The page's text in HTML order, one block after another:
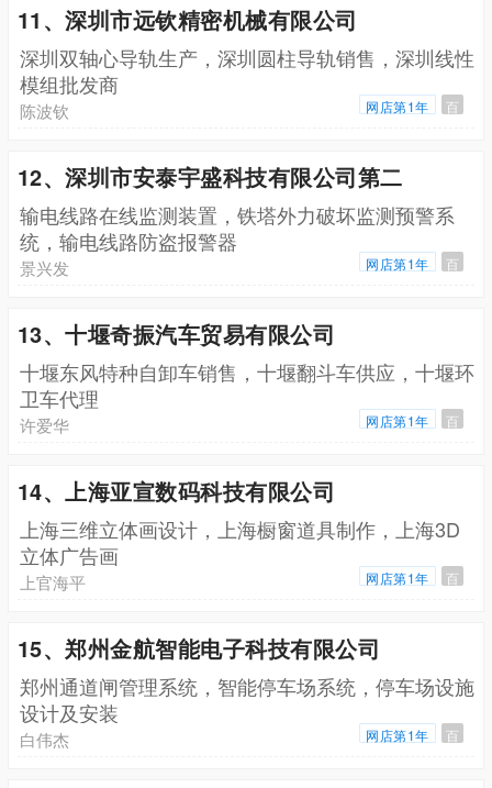
11、深圳市远钦精密机械有限公司
深圳双轴心导轨生产，深圳圆柱导轨销售，深圳线性
模组批发商
陈波钦 网店第1年 百
12、深圳市安泰宇盛科技有限公司第二
输电线路在线监测装置，铁塔外力破坏监测预警系
统，输电线路防盗报警器
景兴发 网店第1年 百
13、十堰奇振汽车贸易有限公司
十堰东风特种自卸车销售，十堰翻斗车供应，十堰环
卫车代理
许爱华 网店第1年 百
14、上海亚宣数码科技有限公司
上海三维立体画设计，上海橱窗道具制作，上海3D
立体广告画
上官海平 网店第1年 百
15、郑州金航智能电子科技有限公司
郑州通道闸管理系统，智能停车场系统，停车场设施
设计及安装
白伟杰 网店第1年 百